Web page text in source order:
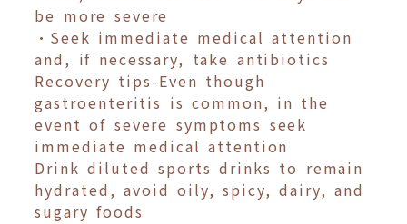
be more severe
•Seek immediate medical attention
and, if necessary, take antibiotics
Recovery tips-Even though
gastroenteritis is common, in the
event of severe symptoms seek
immediate medical attention
Drink diluted sports drinks to remain
hydrated, avoid oily, spicy, dairy, and
sugary foods